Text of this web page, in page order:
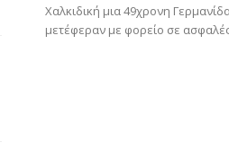
Χαλκιδική μια 49χρονη
μετέφεραν με φορείο σε